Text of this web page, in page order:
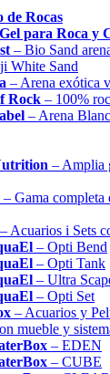
de Rocas
para Roca y
– Bio Sand
White Sand
– Arena exótica
Rock – 100%
– Arena
– Amplia
– Gama completa
– Acuarios i Sets
– Opti Bend
– Opti Tank
– Ultra
– Opti Set
– Acuarios y
mueble y
– EDEN
– CUBE